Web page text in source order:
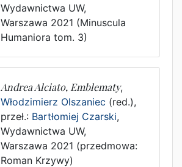
Wydawnictwa UW,
Warszawa 2021 (Minuscula
Humaniora tom. 3)
Andrea Alciato, Emblematy,
Włodzimierz Olszaniec (red.),
przeł.: Bartłomiej Czarski,
Wydawnictwa UW,
Warszawa 2021 (przedmowa:
Roman Krzywy)